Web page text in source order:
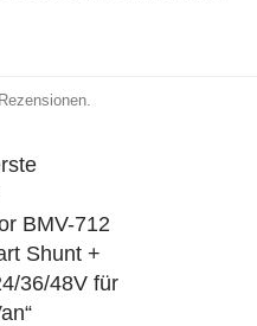
BMV-712
Shunt +
36/48V für